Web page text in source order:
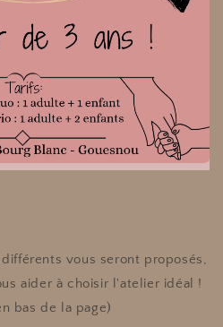
vous seront proposés,
aider à choisir l'atelier idéal !
bas de la page)